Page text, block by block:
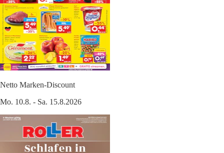
Netto Marken-Discount
Mo. 10.8. - Sa. 15.8.2026